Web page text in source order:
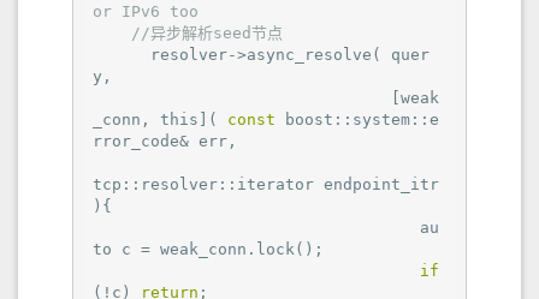
or IPv6 too
//异步解析seed节点
y,
_conn, this]( const boost::system::e
rror_code& err,
tcp::resolver::iterator endpoint_itr
){
to c = weak_conn.lock();
if
(!c)
return ;